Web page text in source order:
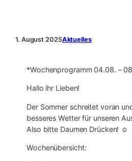
1. August 2025Aktuelles
*Wochenprogramm 04.08. –
Hallo ihr Lieben!
Der Sommer schreitet voran
besseres Wetter für unseren
Also bitte Daumen Drücken! ☺
Wochenübersicht: